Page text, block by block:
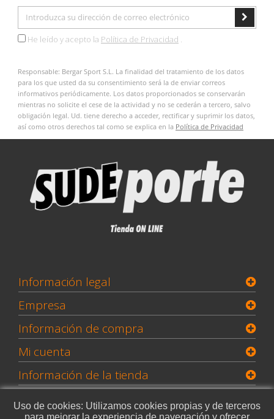
He leído y acepto la Política de Privacidad .
Responsable: Bergar Sport S.L. La finalidad del tratamiento de los datos
para los que usted da su consentimiento será la de enviar correos
informativos periódicamente. Los datos proporcionados se conservarán
mientras no solicite el cese de la actividad y no se cederán a tercero, salvo
obligación legal. Ud. tiene derecho a acceder, rectificar y suprimir los datos,
así como otros derechos tal como se explica en la Política de Privacidad
Información legal
Empresa
Información de compra
Mi cuenta
Uso de cookies: Utilizamos cookies propias y de terceros
para mejorar la experiencia de navegación y ofrecer
Información de la tienda